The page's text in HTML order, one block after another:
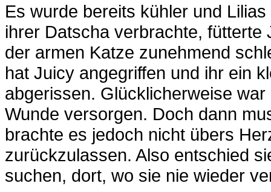
Es wurde bereits kühler und
ihrer Datscha verbrachte,
der armen Katze zunehmend
hat Juicy angegriffen und ihr ein
abgerissen. Glücklicherweise
Wunde versorgen. Doch dann
brachte es jedoch nicht übers
zurückzulassen. Also entschied
suchen, dort, wo sie nie wieder